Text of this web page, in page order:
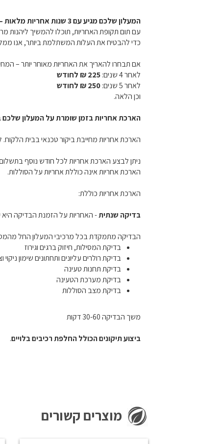
המעלון שלכם מגיע עם 3 שנות אחריות מלאות – ואנחנו כאן גם אחרי.
עם תום תקופת האחריות, תוכלו להמשיך ליהנות
כדי להבטיח את העלות המשתלמת ביותר, אנו
אם תבחרו להאריך את האחריות מאוחר יותר –
לאחר 4 שנים:
225 ₪ לחודש
לאחר 5 שנים:
250 ₪ לחודש
וכן הלאה.
הארכת אחריות בזמן שומרת על המעלון שלכם
הארכת אחריות מחייבת ביקור טכנאי בבית
ניתן לבצע הארכת אחריות לכל חודש נוסף
הארכת אחריות אינה כוללת אחריות על הסוללות.
הארכת אחריות כוללת:
בדיקה שנתית- האחריות על הזמנת הבדיקה
הבדיקה מתמקדת בכל מרכיבי המעלון החל
בדיקת המסילות, חיזוק ברגים וגירוז
בדיקת רולרים עליונים ותחתונים שימון ניקוי
בדיקת תחנות טעינה
בדיקת מערכת הטעינה
בדיקת מצב הסוללות
משך הבדיקה 30-60 דקות
ביצוע תיקונים הכולל החלפת רכיבים בלויים.
מוצרים קשורים